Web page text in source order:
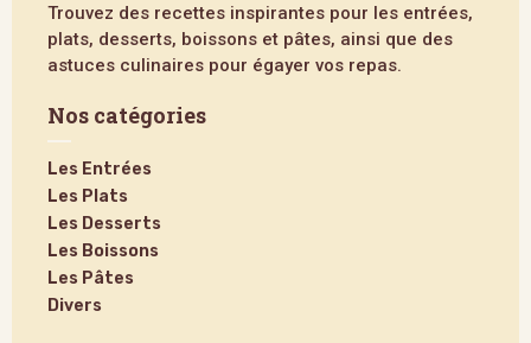
Trouvez des recettes inspirantes pour les entrées,
plats, desserts, boissons et pâtes, ainsi que des
astuces culinaires pour égayer vos repas.
Nos catégories
Les Entrées
Les Plats
Les Desserts
Les Boissons
Les Pâtes
Divers